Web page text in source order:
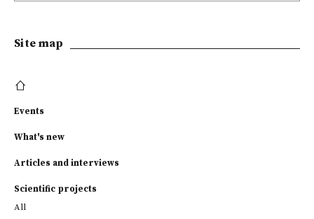
Site map
Events
What's new
Articles and interviews
Scientific projects
All